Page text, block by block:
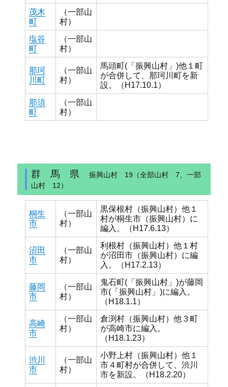
茂木
町
（一部山
村）
塩谷
町
（一部山
村）
那珂
川町
（一部山
村）
馬頭町(「振興山村」)他１町
が合併して、那珂川町を新
設。（H17.10.1）
那須
町
（一部山
村）
群 馬 県振興山村 19（全部山村 7、一部
山村 12）
桐生
市
（一部山
村）
黒保根村（振興山村）他１
村が桐生市（振興山村）に
編入。（H17.6.13）
沼田
市
（一部山
村）
利根村（振興山村）他１村
が沼田市（振興山村）に編
入。（H17.2.13）
藤岡
市
（一部山
村）
鬼石町(「振興山村」)が藤岡
市(「振興山村」)に編入。
（H18.1.1）
高崎
市
（一部山
村）
倉渕村（振興山村）他３町
が高崎市に編入。
（H18.1.23）
渋川
市
（一部山
村）
小野上村（振興山村）他１
市４町村が合併して、渋川
市を新設。（H18.2.20）